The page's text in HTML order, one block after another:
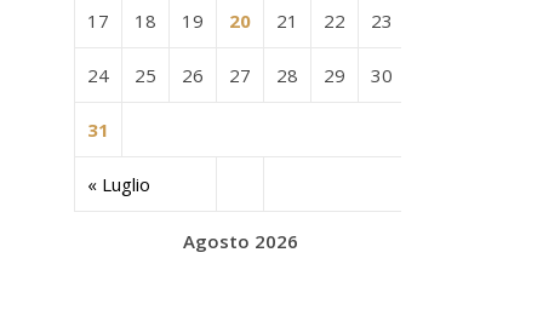
Agosto 2026
« Luglio
17 18 19 20 21 22 23
24 25 26 27 28 29 30
31